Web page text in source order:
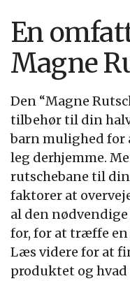
En
Magne
Den “Magne
tilbehør til din
barn mulighed for
leg derhjemme.
rutschebane til
faktorer at
al den
for, for at træffe
Læs videre for at
produktet og